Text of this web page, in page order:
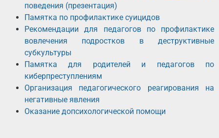
поведения (презентация)
Памятка по профилактике суицидов
Рекомендации для педагогов по профилактике
вовлечения подростков в деструктивные
субкультуры
Памятка для родителей и педагогов по
киберпреступлениям
Организация педагогического реагирования на
негативные явления
Оказание допсихологической помощи